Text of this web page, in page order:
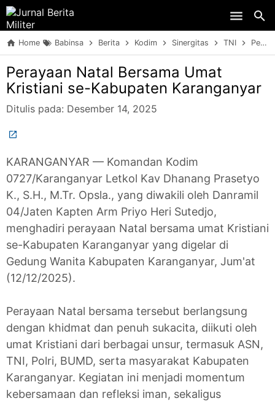
Home Babinsa Berita Kodim Sinergitas TNI Perayaan Natal Bersama Umat Kristiani se-Kabupaten Karanganyar
Perayaan Natal Bersama Umat
Kristiani se-Kabupaten Karanganyar
Ditulis pada: Desember 14, 2025
KARANGANYAR — Komandan Kodim
0727/Karanganyar Letkol Kav Dhanang Prasetyo
K., S.H., M.Tr. Opsla., yang diwakili oleh Danramil
04/Jaten Kapten Arm Priyo Heri Sutedjo,
menghadiri perayaan Natal bersama umat Kristiani
se-Kabupaten Karanganyar yang digelar di
Gedung Wanita Kabupaten Karanganyar, Jum'at
(12/12/2025).
Perayaan Natal bersama tersebut berlangsung
dengan khidmat dan penuh sukacita, diikuti oleh
umat Kristiani dari berbagai unsur, termasuk ASN,
TNI, Polri, BUMD, serta masyarakat Kabupaten
Karanganyar. Kegiatan ini menjadi momentum
kebersamaan dan refleksi iman, sekaligus